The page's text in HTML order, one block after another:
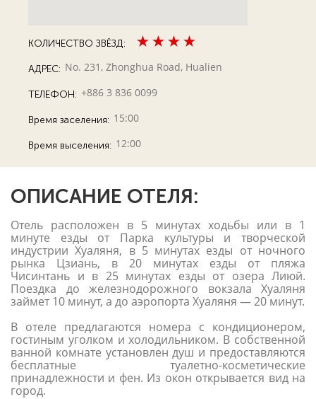
КОЛИЧЕСТВО ЗВЁЗД:
АДРЕС: No. 231, Zhonghua Road, Hualien
ТЕЛЕФОН: +886 3 836 0099
Время заселения: 15:00
Время выселения: 12:00
ОПИСАНИЕ ОТЕЛЯ:
Отель расположен в 5 минутах ходьбы или в 1
минуте езды от Парка культуры и творческой
индустрии Хуаляня, в 5 минутах езды от ночного
рынка Цзиань, в 20 минутах езды от пляжа
Чисинтань и в 25 минутах езды от озера Лиюй.
Поездка до железнодорожного вокзала Хуаляня
займет 10 минут, а до аэропорта Хуаляня — 20 минут.
В отеле предлагаются номера с кондиционером,
гостиным уголком и холодильником. В собственной
ванной комнате установлен душ и предоставляются
бесплатные туалетно-косметические
принадлежности и фен. Из окон открывается вид на
город.